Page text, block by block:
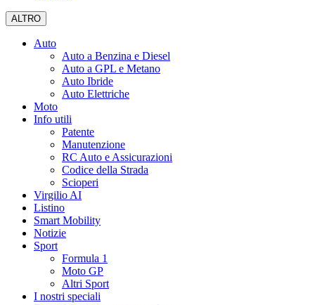
ALTRO
Auto
Auto a Benzina e Diesel
Auto a GPL e Metano
Auto Ibride
Auto Elettriche
Moto
Info utili
Patente
Manutenzione
RC Auto e Assicurazioni
Codice della Strada
Scioperi
Virgilio AI
Listino
Smart Mobility
Notizie
Sport
Formula 1
Moto GP
Altri Sport
I nostri speciali